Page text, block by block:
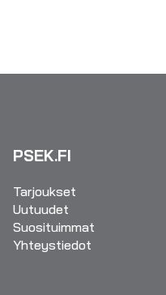
PSEK.FI
Tarjoukset
Uutuudet
Suosituimmat
Yhteystiedot